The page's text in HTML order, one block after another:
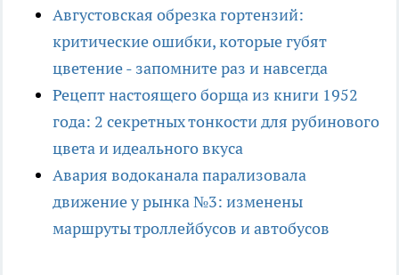
Августовская обрезка гортензий:
критические ошибки, которые губят
цветение - запомните раз и навсегда
Рецепт настоящего борща из книги 1952
года: 2 секретных тонкости для рубинового
цвета и идеального вкуса
Авария водоканала парализовала
движение у рынка №3: изменены
маршруты троллейбусов и автобусов